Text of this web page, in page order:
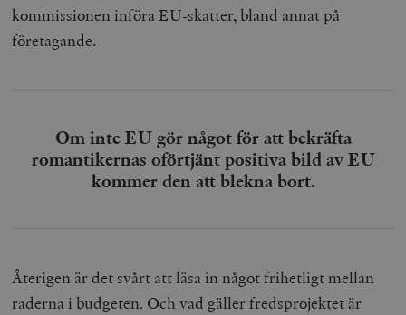
kommissionen införa EU-skatter, bland annat på
företagande.
Om inte EU gör något för att bekräfta
romantikernas oförtjänt positiva bild av EU
kommer den att blekna bort.
Återigen är det svårt att läsa in något frihetligt mellan
raderna i budgeten. Och vad gäller fredsprojektet är